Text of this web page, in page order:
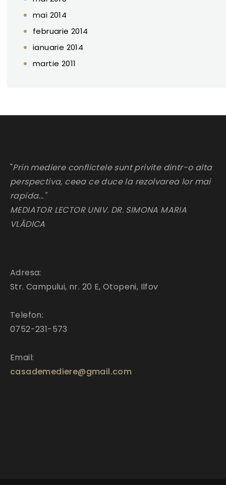
mai 2014
februarie 2014
ianuarie 2014
martie 2011
"Prin mediere conflictele sunt privite dintr-o alta
perspectiva, ceea ce duce la rezolvarea lor mai
rapida..."
MEDIATOR LECTOR UNIV. DR. SIMONA MARIA
VLĂDICA
Adresa:
Str. Campului, nr. 20 E, Otopeni, Ilfov
Telefon:
0752-231-573
Email:
casademediere@gmail.com